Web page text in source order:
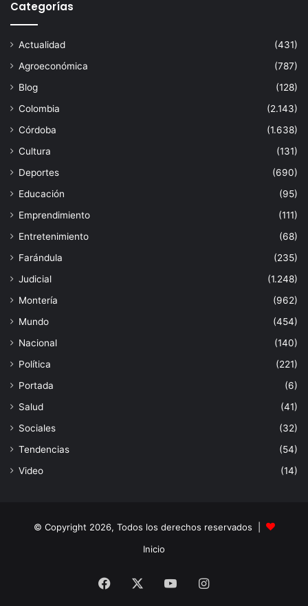
Categorías
Actualidad
(431)
Agroeconómica
(787)
Blog
(128)
Colombia
(2.143)
Córdoba
(1.638)
Cultura
(131)
Deportes
(690)
Educación
(95)
Emprendimiento
(111)
Entretenimiento
(68)
Farándula
(235)
Judicial
(1.248)
Montería
(962)
Mundo
(454)
Nacional
(140)
Política
(221)
Portada
(6)
Salud
(41)
Sociales
(32)
Tendencias
(54)
Video
(14)
© Copyright 2026, Todos los derechos reservados |
Inicio
Facebook YouTubeInstagram